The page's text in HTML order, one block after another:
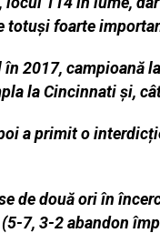
totuși foarte
2017, campioană
la Cincinnati și,
a primit o
de două ori în
7, 3-2 abandon